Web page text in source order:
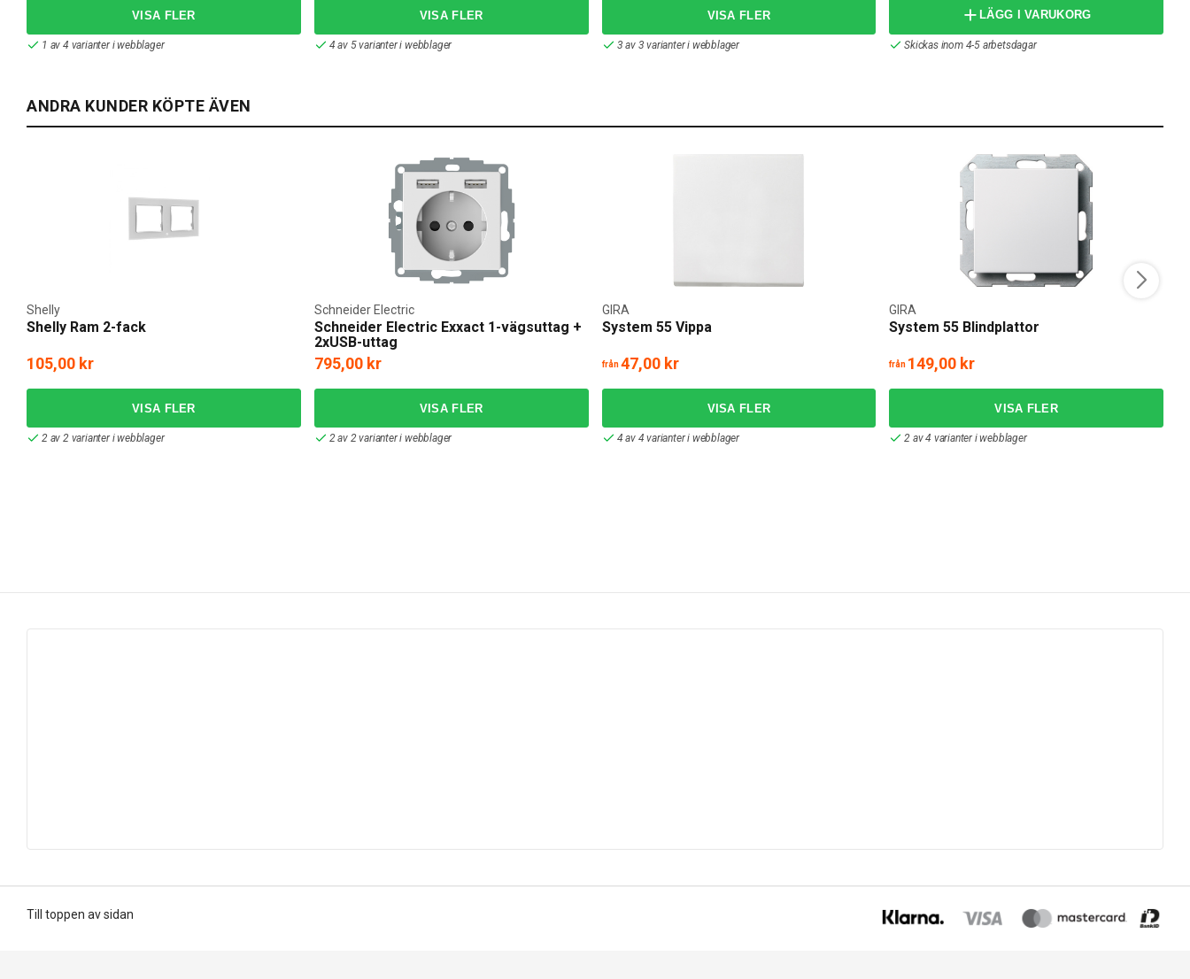
1 av 4 varianter i webblager 4 av 5 varianter i webblager 3 av 3 varianter i webblager
LÄGG I VARUKORG
Skickas inom 4-5 arbetsdagar
ANDRA KUNDER KÖPTE ÄVEN
Shelly Ram 2-fack
Shelly
105,00 kr
2 av 2 varianter i webblager
Schneider Electric Exxact 1-vägsuttag +
2xUSB-uttag
Schneider Electric
795,00 kr
2 av 2 varianter i webblager
System 55 Vippa
GIRA
från 47,00 kr
4 av 4 varianter i webblager
System 55 Blindplattor
GIRA
från 149,00 kr
2 av 4 varianter i webblager
Till toppen av sidan